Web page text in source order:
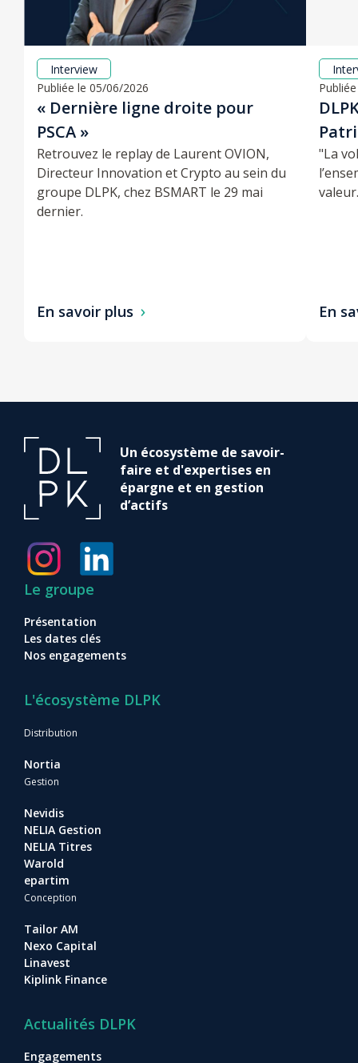
Interview
Publiée le 05/06/2026
« Dernière ligne droite pour
PSCA »
Retrouvez le replay de Laurent OVION,
Directeur Innovation et Crypto au sein du
groupe DLPK, chez BSMART le 29 mai
dernier.
En savoir plus
"La
En
Un écosystème de savoir-
faire et d'expertises en
épargne et en gestion
d’actifs
Le groupe
Présentation
Les dates clés
Nos engagements
L'écosystème DLPK
Distribution
Nortia
Gestion
Nevidis
NELIA Gestion
NELIA Titres
Warold
epartim
Conception
Tailor AM
Nexo Capital
Linavest
Kiplink Finance
Actualités DLPK
Engagements